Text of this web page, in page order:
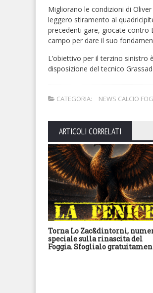
Migliorano le condizioni di
leggero stiramento al
precedenti gare, giocate contro
campo per dare il suo
L’obiettivo per il terzino sinistro
disposizione del tecnico
CATEGORIA: NEWS CALCIO
ARTICOLI CORRELATI
Torna Lo Zac&dintorni,
speciale sulla rinascita del
Foggia. Sfoglialo